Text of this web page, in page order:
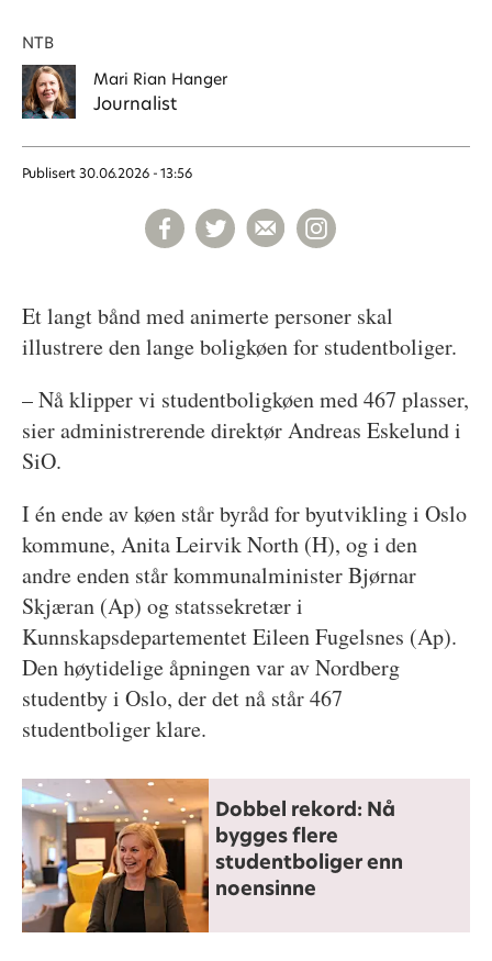
NTB
Mari Rian Hanger
Journalist
Publisert 30.06.2026 - 13:56
Et langt bånd med animerte personer skal
illustrere den lange boligkøen for studentboliger.
– Nå klipper vi studentboligkøen med 467 plasser,
sier administrerende direktør Andreas Eskelund i
SiO.
I én ende av køen står byråd for byutvikling i Oslo
kommune, Anita Leirvik North (H), og i den
andre enden står kommunalminister Bjørnar
Skjæran (Ap) og statssekretær i
Kunnskapsdepartementet Eileen Fugelsnes (Ap).
Den høytidelige åpningen var av Nordberg
studentby i Oslo, der det nå står 467
studentboliger klare.
Dobbel rekord: Nå
bygges flere
studentboliger enn
noensinne